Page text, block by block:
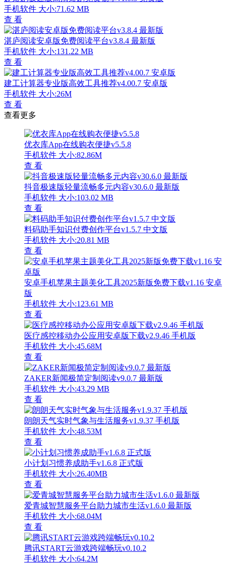
手机软件 大小:71.62 MB
查 看
湛庐阅读安卓版免费阅读平台v3.8.4 最新版
手机软件 大小:131.22 MB
查 看
建工计算器专业版高效工具推荐v4.00.7 安卓版
手机软件 大小:26M
查 看
查看更多
优衣库App在线购衣便捷v5.5.8
手机软件 大小:82.86M
查 看
抖音极速版轻量流畅多元内容v30.6.0 最新版
手机软件 大小:103.02 MB
查 看
料码助手知识付费创作平台v1.5.7 中文版
手机软件 大小:20.81 MB
查 看
安卓手机苹果主题美化工具2025新版免费下载v1.16 安卓
版
手机软件 大小:123.61 MB
查 看
医疗感控移动办公应用安卓版下载v2.9.46 手机版
手机软件 大小:45.68M
查 看
ZAKER新闻极简定制阅读v9.0.7 最新版
手机软件 大小:43.29 MB
查 看
朗朗天气实时气象与生活服务v1.9.37 手机版
手机软件 大小:48.53M
查 看
小计划习惯养成助手v1.6.8 正式版
手机软件 大小:26.40MB
查 看
爱青城智慧服务平台助力城市生活v1.6.0 最新版
手机软件 大小:68.04M
查 看
腾讯START云游戏跨端畅玩v0.10.2
手机软件 大小:64.2M